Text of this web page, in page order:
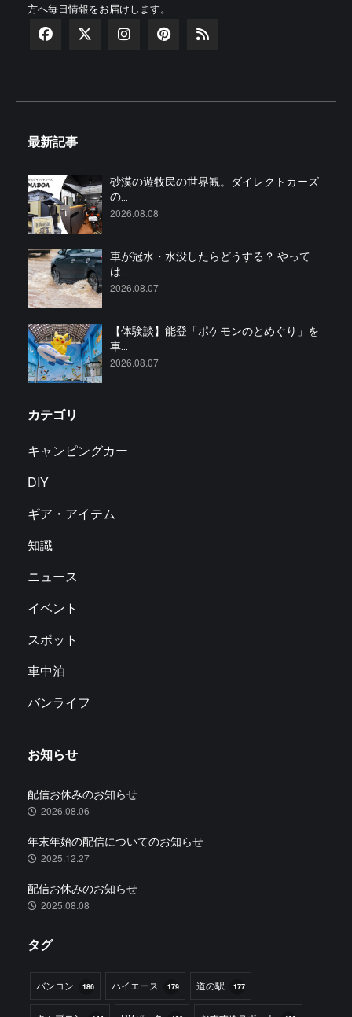
方へ毎日情報をお届けします。
最新記事
砂漠の遊牧民の世界観。ダイレクトカーズ
の...
2026.08.08
車が冠水・水没したらどうする？ やって
は...
2026.08.07
【体験談】能登「ポケモンのとめぐり」を
車...
2026.08.07
カテゴリ
キャンピングカー
DIY
ギア・アイテム
知識
ニュース
イベント
スポット
車中泊
バンライフ
お知らせ
配信お休みのお知らせ
2026.08.06
年末年始の配信についてのお知らせ
2025.12.27
配信お休みのお知らせ
2025.08.08
タグ
バンコン 186 ハイエース 179 道の駅 177